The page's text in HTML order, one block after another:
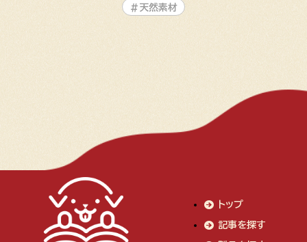
#天然素材
トップ
記事を探す